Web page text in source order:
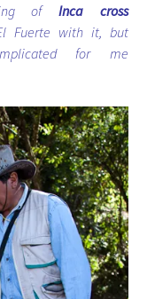
ofInca cross
Fuerte with it, but
for me